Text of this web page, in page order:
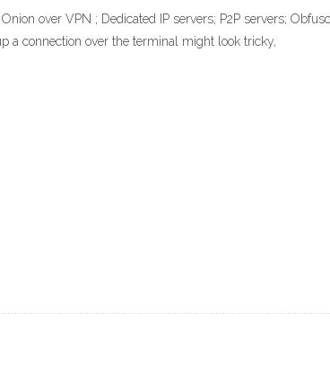
over VPN ; Dedicated IP servers; P2P servers;
connection over the terminal might look tricky,